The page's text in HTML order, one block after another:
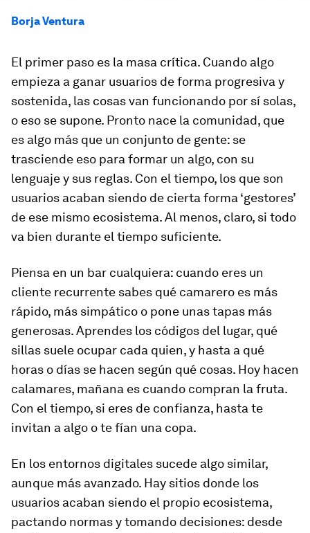
Borja Ventura
El primer paso es la masa crítica. Cuando algo
empieza a ganar usuarios de forma progresiva y
sostenida, las cosas van funcionando por sí solas,
o eso se supone. Pronto nace la comunidad, que
es algo más que un conjunto de gente: se
trasciende eso para formar un algo, con su
lenguaje y sus reglas. Con el tiempo, los que son
usuarios acaban siendo de cierta forma ‘gestores’
de ese mismo ecosistema. Al menos, claro, si todo
va bien durante el tiempo suficiente.
Piensa en un bar cualquiera: cuando eres un
cliente recurrente sabes qué camarero es más
rápido, más simpático o pone unas tapas más
generosas. Aprendes los códigos del lugar, qué
sillas suele ocupar cada quien, y hasta a qué
horas o días se hacen según qué cosas. Hoy hacen
calamares, mañana es cuando compran la fruta.
Con el tiempo, si eres de confianza, hasta te
invitan a algo o te fían una copa.
En los entornos digitales sucede algo similar,
aunque más avanzado. Hay sitios donde los
usuarios acaban siendo el propio ecosistema,
pactando normas y tomando decisiones: desde